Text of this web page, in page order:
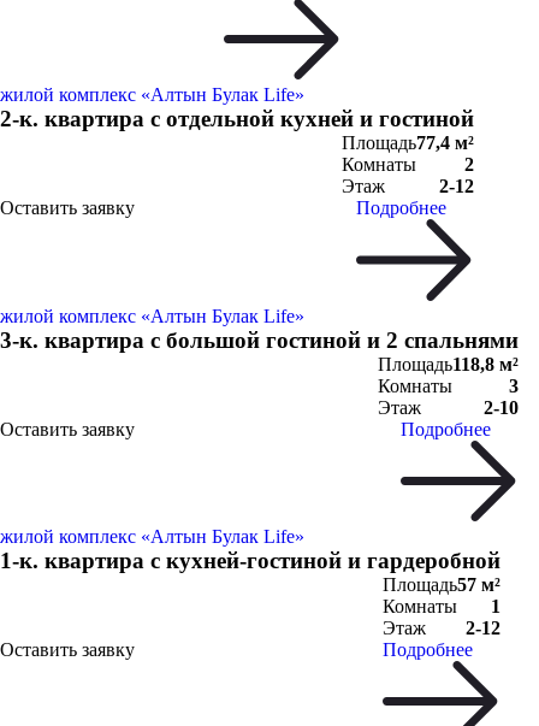
жилой комплекс «Алтын Булак Life»
2-к. квартира c отдельной кухней и гостиной
Площадь77,4 м²
Комнаты
2
Этаж
2-12
Оставить заявку
Подробнее
жилой комплекс «Алтын Булак Life»
3-к. квартира с большой гостиной и 2 спальнями
Площадь118,8 м²
Комнаты
3
Этаж
2-10
Оставить заявку
Подробнее
жилой комплекс «Алтын Булак Life»
1-к. квартира c кухней-гостиной и гардеробной
Площадь57 м²
Комнаты
1
Этаж
2-12
Оставить заявку
Подробнее